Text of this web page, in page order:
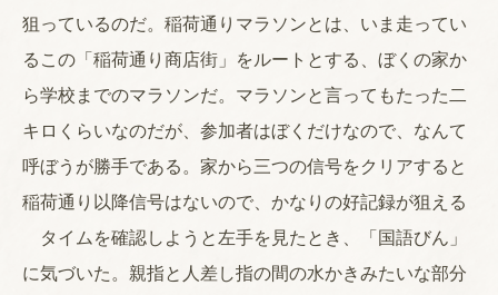
狙っているのだ。稲荷通りマラソンとは、いま走ってい
るこの「稲荷通り商店街」をルートとする、ぼくの家か
ら学校までのマラソンだ。マラソンと言ってもたった二
キロくらいなのだが、参加者はぼくだけなので、なんて
呼ぼうが勝手である。家から三つの信号をクリアすると
稲荷通り以降信号はないので、かなりの好記録が狙える
タイムを確認しようと左手を見たとき、「国語びん」
に気づいた。親指と人差し指の間の水かきみたいな部分